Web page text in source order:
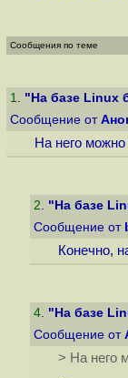
Сообщения по теме
1. "На базе Linux
Сообщение от
На него можно
2. "На базе
Сообщение от
Конечно,
4. "На базе
Сообщение от
> На него